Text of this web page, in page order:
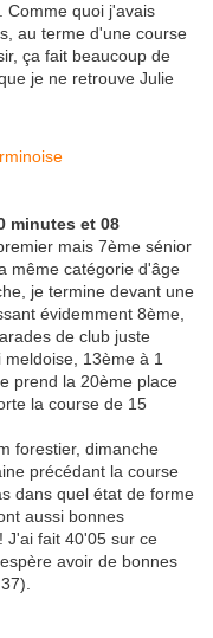
Comme quoi j'avais
au terme d'une course
ça fait beaucoup de
je ne retrouve Julie
minutes et 08
mais 7ème sénior
même catégorie d'âge
je termine devant une
évidemment 8ème,
de club juste
13ème à 1
prend la 20ème place
la course de 15
forestier, dimanche
précédant la course
dans quel état de forme
aussi bonnes
J'ai fait 40'05 sur ce
avoir de bonnes